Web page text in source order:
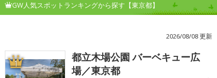
GW人気スポットランキングから探す【東京都】
2026/08/08 更新
1
都立木場公園 バーベキュー広
場／東京都